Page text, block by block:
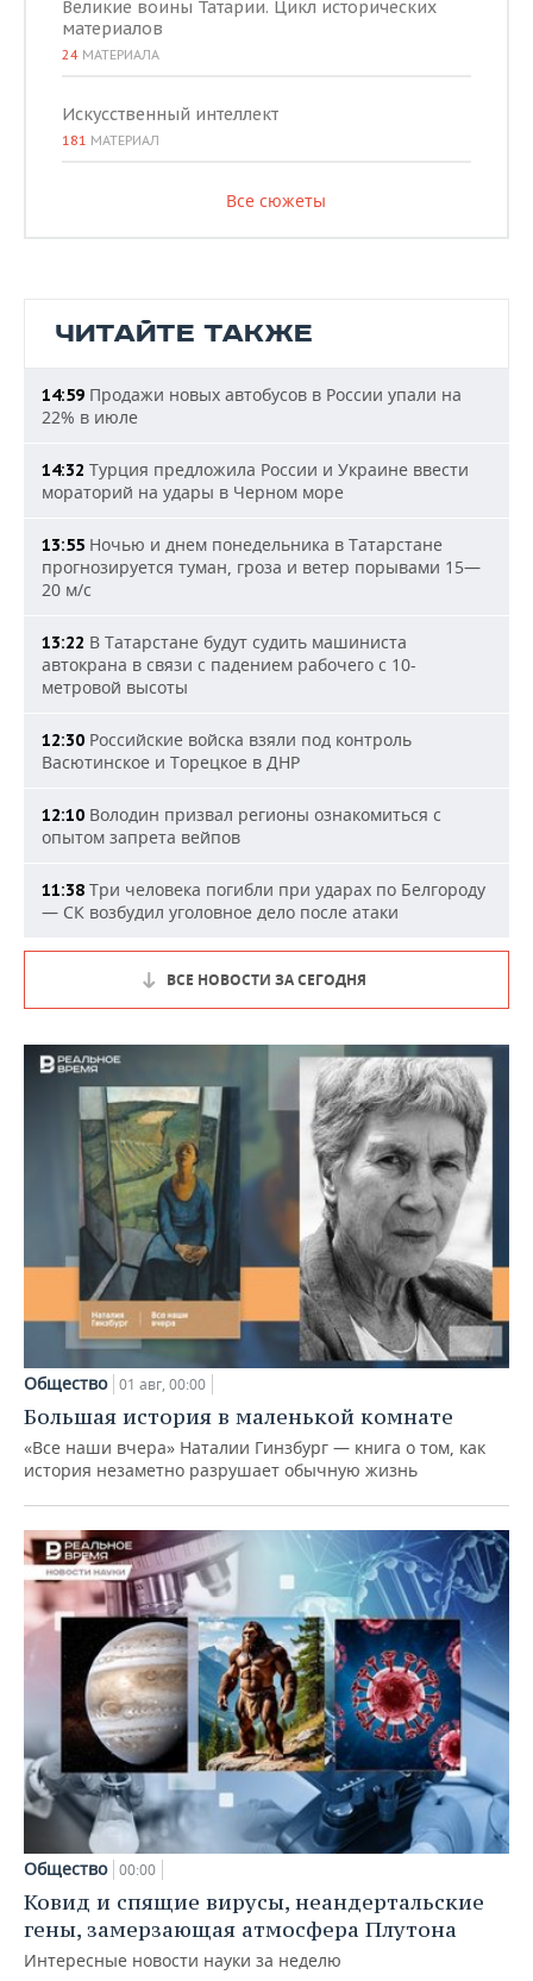
Великие воины Татарии. Цикл исторических
материалов
24 МАТЕРИАЛА
Искусственный интеллект
181 МАТЕРИАЛ
Все сюжеты
ЧИТАЙТЕ ТАКЖЕ
14:59 Продажи новых автобусов в России упали на
22% в июле
14:32 Турция предложила России и Украине ввести
мораторий на удары в Черном море
13:55 Ночью и днем понедельника в Татарстане
прогнозируется туман, гроза и ветер порывами 15—
20 м/с
13:22 В Татарстане будут судить машиниста
автокрана в связи с падением рабочего с 10-
метровой высоты
12:30 Российские войска взяли под контроль
Васютинское и Торецкое в ДНР
12:10 Володин призвал регионы ознакомиться с
опытом запрета вейпов
11:38 Три человека погибли при ударах по Белгороду
— СК возбудил уголовное дело после атаки
ВСЕ НОВОСТИ ЗА СЕГОДНЯ
Общество 01 авг, 00:00
Большая история в маленькой комнате
«Все наши вчера» Наталии Гинзбург — книга о том, как
история незаметно разрушает обычную жизнь
Общество 00:00
Ковид и спящие вирусы, неандертальские
гены, замерзающая атмосфера Плутона
Интересные новости науки за неделю